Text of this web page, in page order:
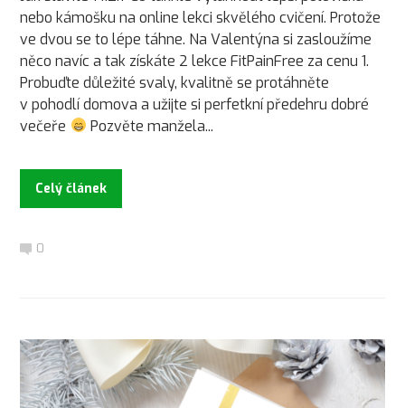
nebo kámošku na online lekci skvělého cvičení. Protože
ve dvou se to lépe táhne. Na Valentýna si zasloužíme
něco navíc a tak získáte 2 lekce FitPainFree za cenu 1.
Probuďte důležité svaly, kvalitně se protáhněte
v pohodlí domova a užijte si perfetkní předehru dobré
večeře
Pozvěte manžela...
Celý článek
0